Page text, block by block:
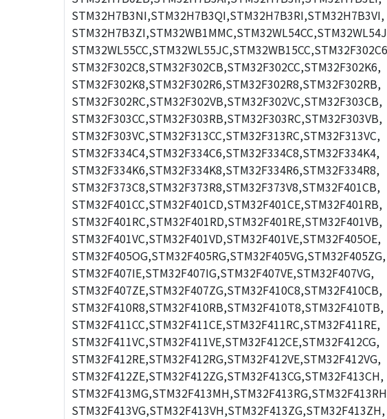
STM32H7B3NI,STM32H7B3QI,STM32H7B3RI,STM32H7B3VI,
STM32F302C8,STM32F302CB,STM32F302CC,STM32F302K6,
STM32F302K8,STM32F302R6,STM32F302R8,STM32F302RB,
STM32F302RC,STM32F302VB,STM32F302VC,STM32F303CB,
STM32F303CC,STM32F303RB,STM32F303RC,STM32F303VB,
STM32F303VC,STM32F313CC,STM32F313RC,STM32F313VC,
STM32F334C4,STM32F334C6,STM32F334C8,STM32F334K4,
STM32F334K6,STM32F334K8,STM32F334R6,STM32F334R8,
STM32F373C8,STM32F373R8,STM32F373V8,STM32F401CB,
STM32F401CC,STM32F401CD,STM32F401CE,STM32F401RB,
STM32F401RC,STM32F401RD,STM32F401RE,STM32F401VB,
STM32F401VC,STM32F401VD,STM32F401VE,STM32F405OE,
STM32F405OG,STM32F405RG,STM32F405VG,STM32F405ZG,
STM32F407IE,STM32F407IG,STM32F407VE,STM32F407VG,
STM32F407ZE,STM32F407ZG,STM32F410C8,STM32F410CB,
STM32F410R8,STM32F410RB,STM32F410T8,STM32F410TB,
STM32F411CC,STM32F411CE,STM32F411RC,STM32F411RE,
STM32F411VC,STM32F411VE,STM32F412CE,STM32F412CG,
STM32F412RE,STM32F412RG,STM32F412VE,STM32F412VG,
STM32F412ZE,STM32F412ZG,STM32F413CG,STM32F413CH,
STM32F413VG,STM32F413VH,STM32F413ZG,STM32F413ZH,